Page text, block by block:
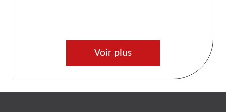
Voir plus